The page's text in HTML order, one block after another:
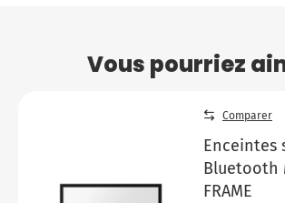
Vous pourriez
Comparer
Enceintes
Bluetooth
FRAME